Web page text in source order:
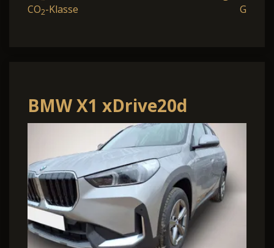
CO2-Klasse G
BMW X1 xDrive20d